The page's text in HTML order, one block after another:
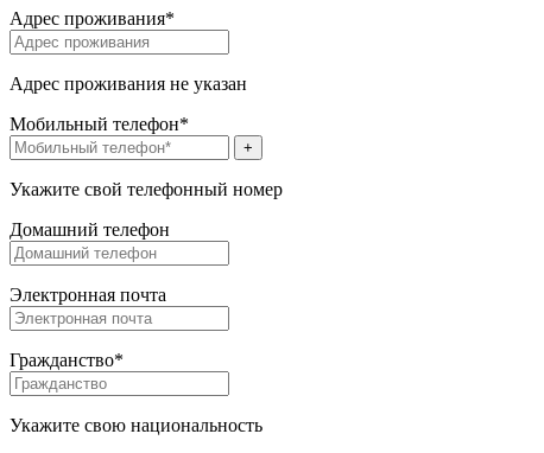
Адрес проживания*
Адрес проживания не указан
Мобильный телефон*
+
Укажите свой телефонный номер
Домашний телефон
Электронная почта
Гражданство*
Укажите свою национальность